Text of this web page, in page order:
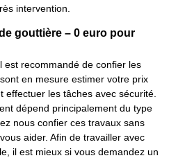
intervention.
gouttière – 0 euro pour
est recommandé de confier les
en mesure estimer votre prix
les tâches avec sécurité.
dépend principalement du type
nous confier ces travaux sans
aider. Afin de travailler avec
il est mieux si vous demandez un